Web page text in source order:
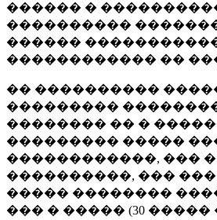
������ �
����������
������
������������ ��
�� ����������
���������
�������� �� �
��������� �����
������������, ���
����������, ���
����� ��������
��� � ����� (30 �����